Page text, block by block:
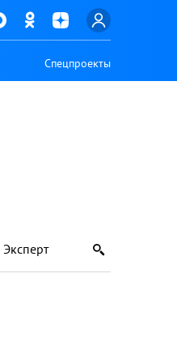
Спецпроекты
Эксперт